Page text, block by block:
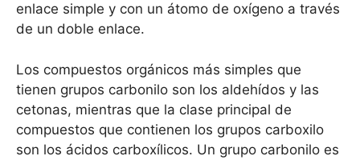
enlace simple y con un átomo de oxígeno a través
de un doble enlace.
Los compuestos orgánicos más simples que
tienen grupos carbonilo son los aldehídos y las
cetonas, mientras que la clase principal de
compuestos que contienen los grupos carboxilo
son los ácidos carboxílicos. Un grupo carbonilo es